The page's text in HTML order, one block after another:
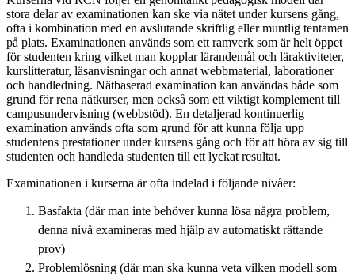
stora delar av examinationen kan ske via nätet under kursens gång,
ofta i kombination med en avslutande skriftlig eller muntlig tentamen
på plats. Examinationen används som ett ramverk som är helt öppet
för studenten kring vilket man kopplar lärandemål och läraktiviteter,
kurslitteratur, läsanvisningar och annat webbmaterial, laborationer
och handledning. Nätbaserad examination kan användas både som
grund för rena nätkurser, men också som ett viktigt komplement till
campusundervisning (webbstöd). En detaljerad kontinuerlig
examination används ofta som grund för att kunna följa upp
studentens prestationer under kursens gång och för att höra av sig till
studenten och handleda studenten till ett lyckat resultat.
Examinationen i kurserna är ofta indelad i följande nivåer:
Basfakta (där man inte behöver kunna lösa några problem,
denna nivå examineras med hjälp av automatiskt rättande
prov)
Problemlösning (där man ska kunna veta vilken modell som